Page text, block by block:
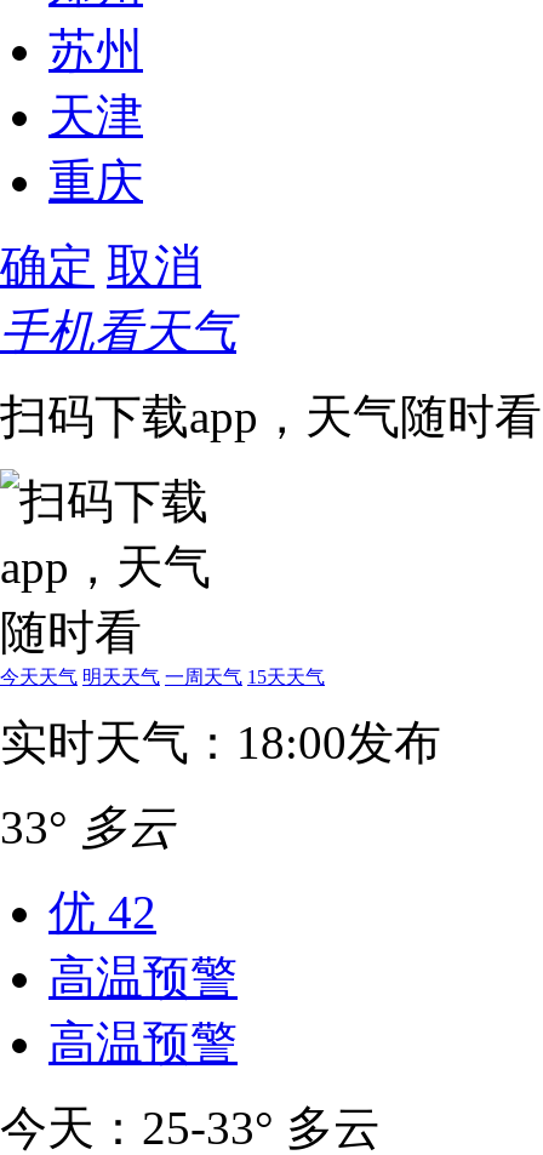
苏州
天津
重庆
确定 取消
手机看天气
扫码下载app，天气随时看
今天天气 明天天气 一周天气 15天天气
实时天气：18:00发布
33° 多云
优 42
高温预警
高温预警
今天：25-33° 多云